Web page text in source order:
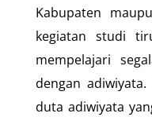
Kabupaten
kegiatan studi
mempelajari
dengan
duta adiwiyata